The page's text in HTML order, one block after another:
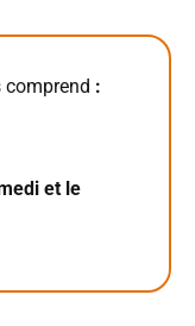
comprend :
et le